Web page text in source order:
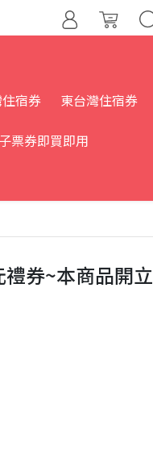
宿券 東台灣住宿券
票券即買即用
禮券~本商品開立